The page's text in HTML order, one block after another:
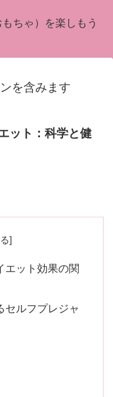
ちゃ）を楽しもう
を含みます
ット：科学と健
エット効果の関
セルフプレジャ